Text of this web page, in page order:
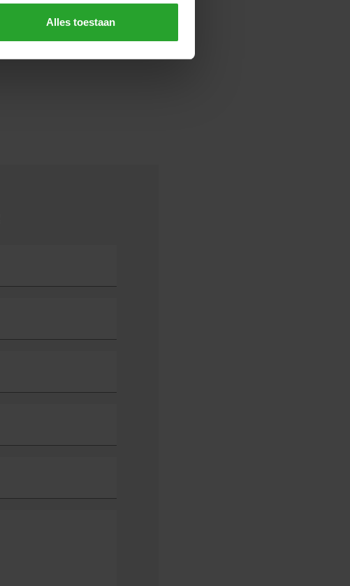
Alles toestaan